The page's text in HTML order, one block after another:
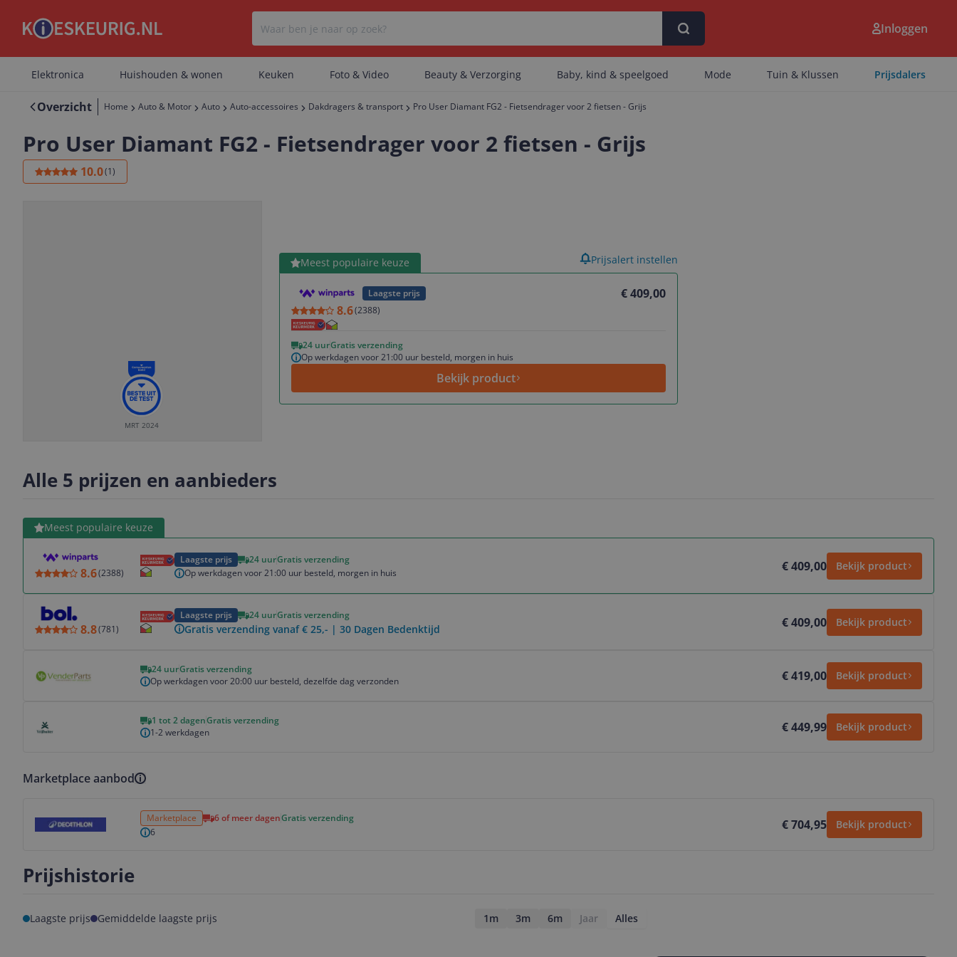
Er zijn geen categorieën gevonden.
Inloggen
Elektronica Huishouden & wonen Keuken Foto & Video Beauty & Verzorging Baby, kind & speelgoed Mode Tuin & Klussen Prijsdalers
Overzicht Home Auto & Motor Auto Auto-accessoires Dakdragers & transport Pro User Diamant FG2 - Fietsendrager voor 2 fietsen - Grijs
Pro User Diamant FG2 - Fietsendrager voor 2 fietsen - Grijs
10.0(1)
MRT 2024
Meest populaire keuze
Laagste prijs
€ 409,00
8.6(2388)
24 uurGratis verzending
Op werkdagen voor 21:00 uur besteld, morgen in huis
Bekijk product
Bekijk product Prijsalert instellen
Alle 5 prijzen en aanbieders
Meest populaire keuze
8.6(2388)
Laagste prijs 24 uurGratis verzending
Op werkdagen voor 21:00 uur besteld, morgen in huis
€ 409,00 Bekijk product
Bekijk product
8.8(781)
Laagste prijs 24 uurGratis verzending
Gratis verzending vanaf € 25,- | 30 Dagen Bedenktijd € 409,00 Bekijk product
24 uurGratis verzending
Op werkdagen voor 20:00 uur besteld, dezelfde dag verzonden
€ 419,00 Bekijk product
1 tot 2 dagenGratis verzending
1-2 werkdagen
€ 449,99 Bekijk product
Marketplace aanbod
Marketplace 6 of meer dagenGratis verzending
6
€ 704,95 Bekijk product
Prijshistorie
Laagste prijs Gemiddelde laagste prijs 1m 3m 6m Jaar Alles